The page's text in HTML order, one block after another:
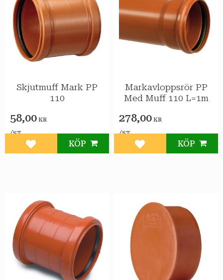
Skjutmuff Mark PP
110
58,00 KR
/ST
Lägg till i favoriter
KÖP
Markavloppsrör PP
Med Muff 110 L=1m
278,00 KR
/ST
Lägg till i favoriter
KÖP